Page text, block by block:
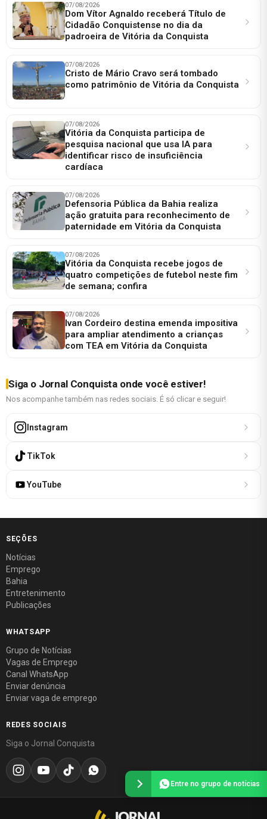
07/08/2026
Dom Vítor Agnaldo receberá Título de
Cidadão Conquistense no dia da
padroeira de Vitória da Conquista
07/08/2026
Cristo de Mário Cravo será tombado
como patrimônio de Vitória da Conquista
07/08/2026
Vitória da Conquista participa de
pesquisa nacional que usa IA para
identificar risco de insuficiência
cardíaca
07/08/2026
Defensoria Pública da Bahia realiza
ação gratuita para reconhecimento de
paternidade em Vitória da Conquista
07/08/2026
Vitória da Conquista recebe jogos de
quatro competições de futebol neste fim
de semana; confira
07/08/2026
Ivan Cordeiro destina emenda impositiva
para ampliar atendimento a crianças
com TEA em Vitória da Conquista
Siga o Jornal Conquista onde você estiver!
Nos acompanhe também nas redes sociais. É só clicar e seguir!
Instagram
TikTok
YouTube
SEÇÕES
Notícias
Emprego
Bahia
Entretenimento
Publicações
WHATSAPP
Grupo de Notícias
Vagas de Emprego
Canal WhatsApp
Enviar denúncia
Enviar vaga de emprego
REDES SOCIAIS
Siga o Jornal Conquista
Entre no grupo de notícias